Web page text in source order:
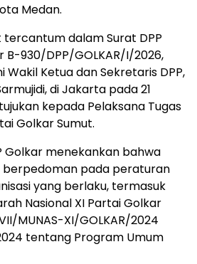
Medan.
dalam Surat DPP
B-930/DPP/GOLKAR/I/2026,
Ketua dan Sekretaris DPP,
di Jakarta pada 21
kepada Pelaksana Tugas
Golkar Sumut.
Golkar menekankan bahwa
berpedoman pada peraturan
yang berlaku, termasuk
Nasional XI Partai Golkar
MUNAS-XI/GOLKAR/2024
tentang Program Umum